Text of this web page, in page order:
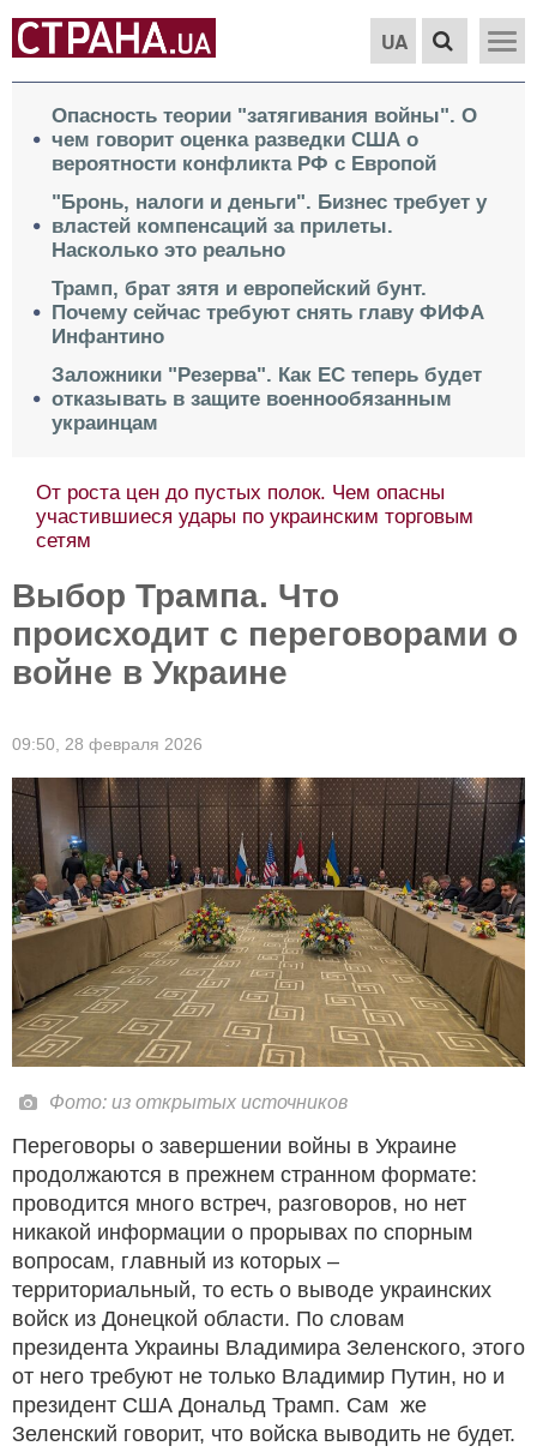
UA
Опасность теории "затягивания войны". О
чем говорит оценка разведки США о
вероятности конфликта РФ с Европой
"Бронь, налоги и деньги". Бизнес требует у
властей компенсаций за прилеты.
Насколько это реально
Трамп, брат зятя и европейский бунт.
Почему сейчас требуют снять главу ФИФА
Инфантино
Заложники "Резерва". Как ЕС теперь будет
отказывать в защите военнообязанным
украинцам
От роста цен до пустых полок. Чем опасны
участившиеся удары по украинским торговым
сетям
Выбор Трампа. Что
происходит с переговорами о
войне в Украине
09:50, 28 февраля 2026
Фото: из открытых источников
Переговоры о завершении войны в Украине
продолжаются в прежнем странном формате:
проводится много встреч, разговоров, но нет
никакой информации о прорывах по спорным
вопросам, главный из которых –
территориальный, то есть о выводе украинских
войск из Донецкой области. По словам
президента Украины Владимира Зеленского, этого
от него требуют не только Владимир Путин, но и
президент США Дональд Трамп. Сам же
Зеленский говорит, что войска выводить не будет.